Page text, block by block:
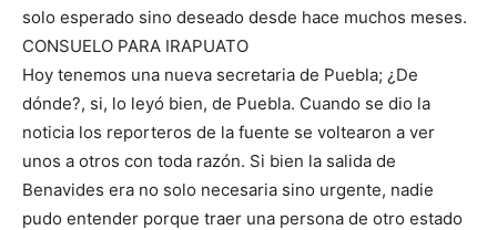
solo esperado sino deseado desde hace muchos meses.
CONSUELO PARA IRAPUATO
Hoy tenemos una nueva secretaria de Puebla; ¿De
dónde?, si, lo leyó bien, de Puebla. Cuando se dio la
noticia los reporteros de la fuente se voltearon a ver
unos a otros con toda razón. Si bien la salida de
Benavides era no solo necesaria sino urgente, nadie
pudo entender porque traer una persona de otro estado